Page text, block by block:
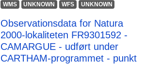
WMS UNKNOWN WFS UNKNOWN
Observationsdata for Natura
2000-lokaliteten FR9301592 -
CAMARGUE - udført under
CARTHAM-programmet - punkt